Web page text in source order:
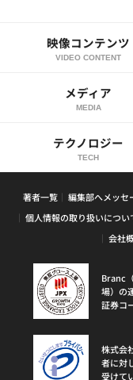
映像コンテンツ
VIDEO CONTENT
メディア
MEDIA
テクノロジー
TECH
著者一覧 編集部へメッセ
個人情報の取り扱いについ
会社
Branc
場）の
証券コ
株式会
者に対
受けて